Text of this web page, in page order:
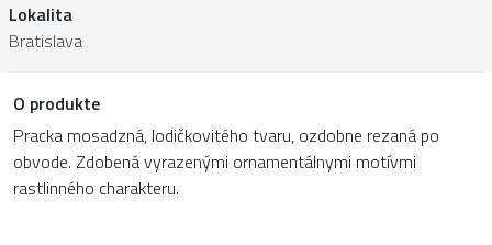
Lokalita
Bratislava
O produkte
Pracka mosadzná, lodičkovitého tvaru, ozdobne rezaná po
obvode. Zdobená vyrazenými ornamentálnymi motívmi
rastlinného charakteru.